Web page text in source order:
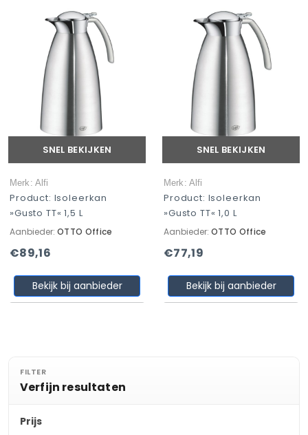
SNEL BEKIJKEN
Merk: Alfi
Product: Isoleerkan
»Gusto TT« 1,5 L
Aanbieder: OTTO Office
€89,16
Bekijk bij aanbieder
SNEL BEKIJKEN
Merk: Alfi
Product: Isoleerkan
»Gusto TT« 1,0 L
Aanbieder: OTTO Office
€77,19
Bekijk bij aanbieder
FILTER
Verfijn resultaten
Prijs